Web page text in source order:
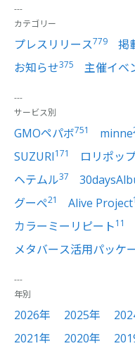
カテゴリー
プレスリリース779 掲
お知らせ375 主催イベ
サービス別
GMOペパボ751 minne
SUZURI171 ロリポップ
ヘテムル37
グーぺ21 Alive Project
カラーミーリピート11
メタバース活用パッケ
年別
2026年 2025年
2021年
2020年